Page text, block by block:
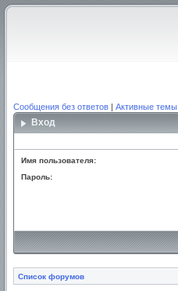
Сообщения без ответов | Активные темы
Вход
Имя пользователя:
Пароль:
Список форумов